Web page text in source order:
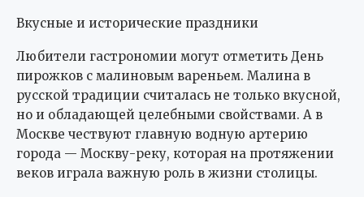
Вкусные и исторические праздники
Любители гастрономии могут отметить День
пирожков с малиновым вареньем. Малина в
русской традиции считалась не только вкусной,
но и обладающей целебными свойствами. А в
Москве чествуют главную водную артерию
города — Москву-реку, которая на протяжении
веков играла важную роль в жизни столицы.